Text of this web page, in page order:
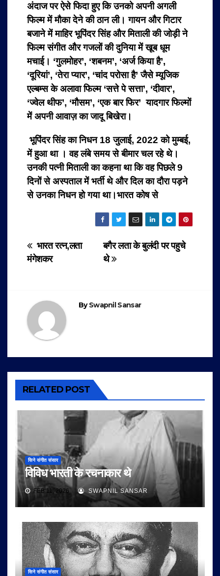
अंदाज पर ऐसे फिदा हुए कि उनको अपनी अगली
फिल्म में मौका देने की ठान ली। गायन और गिटार
बजाने में माहिर भूपिंदर सिंह और मिताली की जोड़ी ने
फिल्म संगीत और गजलों की दुनिया में खूब धूम
मचाई। ‘गुलमोहर’, ‘शबनम’, ‘अर्ज किया है’,
‘दूरियां’, ‘तेरा प्यार’, ‘चांद परोसा है’ जैसे म्यूजिक
एल्बम्स के अलावा फिल्म ‘सत्ते पे सत्ता’, ‘दीवार’,
‘ज्वेल थीफ’, ‘मौसम’, ‘एक बार फिर’ यादगार फिल्मों
में अपनी आवाज़ का जादू बिखेरा।
भूपिंदर सिंह का निधन 18 जुलाई, 2022 को मुम्बई,
में हुआ था । वह लंबे समय से बीमार चल रहे थे।
उनकी पत्नी मिताली का कहना था कि वह पिछले 9
दिनों से अस्पताल में भर्ती थे और दिल का दौरा पड़ने
से उनका निधन हो गया था।भारत कोष से
Post
navigation
बगैर लता के बुलंदी पर पहुचे
थे
भारत रत्न,लता
मंगेशकर
BySwapnil Sansar
RELATED POST
सिने संगीत संसार
विविध भारती के रचनाकार थे
FEB 11, 2026 SWAPNIL SANSAR
सिने संगीत संसार